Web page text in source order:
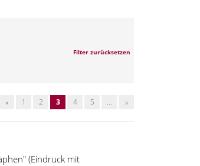
Filter zurücksetzen
« 1 2 3 4 5 ... »
(Eindruck mit